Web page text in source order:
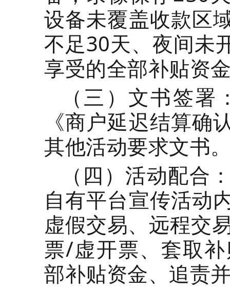
设备未覆盖收款区
不足30天、夜间未
享受的全部补贴资
（三）文书签
《商户延迟结算确
其他活动要求文书
（四）活动配合
自有平台宣传活动
虚假交易、远程交
票/虚开票、套取
部补贴资金、追责